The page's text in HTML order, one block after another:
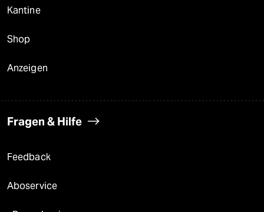
Kantine
Shop
Anzeigen
Fragen & Hilfe
Feedback
Aboservice